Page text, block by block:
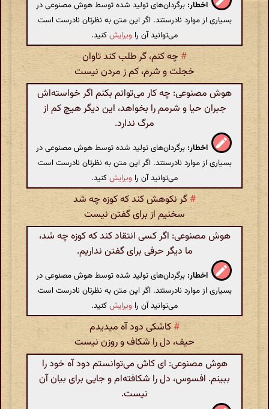
اخطار: برگردان‌های تولید شده توسط هوش مصنوعی در
بسیاری از موارد نادرستند. اگر این متن به نظرتان نادرست است
می‌توانید آن را ویرایشکنید.
# چه کنم، گر طلب کند تاوان
خجلت و شرم، کم ز مردن نیست
هوش مصنوعی: چه کار می‌توانم بکنم اگر خواسته‌اش
جبران حیا و شرمم را بخواهد، این دیگر هیچ کم از
مرگ ندارد.
اخطار: برگردان‌های تولید شده توسط هوش مصنوعی در
بسیاری از موارد نادرستند. اگر این متن به نظرتان نادرست است
می‌توانید آن را ویرایشکنید.
# گر نکوهش کند که کوزه چه شد
سخنیم از برای گفتن نیست
هوش مصنوعی: اگر کسی انتقاد کند که کوزه چه شد،
ما دیگر حرفی برای گفتن نداریم.
اخطار: برگردان‌های تولید شده توسط هوش مصنوعی در
بسیاری از موارد نادرستند. اگر این متن به نظرتان نادرست است
می‌توانید آن را ویرایشکنید.
# کاشکی دود آه میدیدم
حیف، دل را شکاف و روزن نیست
هوش مصنوعی: ای کاش می‌توانستم دود آه خود را
ببینم. افسوس، دل را شکافته‌ام و جایی برای بیان آن
نیست.